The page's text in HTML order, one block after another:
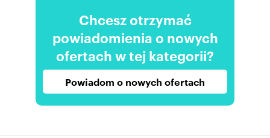
Chcesz otrzymać
powiadomienia o nowych
ofertach w tej kategorii?
Powiadom o nowych ofertach